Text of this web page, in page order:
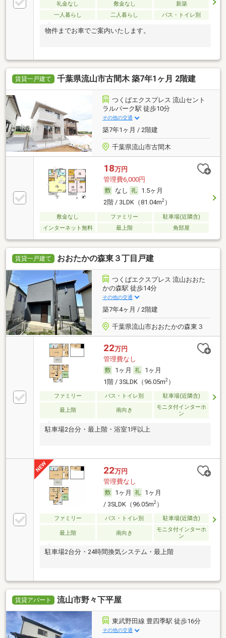
礼金なし 敷金なし
新築
一人暮らし
二人暮らし バス・トイレ別
物件までお車でご案内いたします。
賃貸一戸建て 千葉県流山市古間木 築7年1ヶ月 2階建
つくばエクスプレス 流山セント
ラルパーク駅 徒歩10分
その他の交通
築7年1ヶ月 / 2階建
千葉県流山市古間木
18万円
管理費6,000円
なし
1.5ヶ月
2階 / 3LDK（81.04m2）
敷金なし ファミリー
駐車場(近隣含)
インターネット無料
最上階 角部屋
賃貸一戸建て おおたかの森東３丁目戸建
つくばエクスプレス 流山おおた
かの森駅 徒歩14分
その他の交通
築7年4ヶ月 / 2階建
千葉県流山市おおたかの森東３
22万円
管理費なし
1ヶ月
1ヶ月
1階 / 3SLDK（96.05m2）
ファミリー バス・トイレ別 駐車場(近隣含)
最上階 南向き
モニタ付インターホ
ン
駐車場2台分・最上階・浴室1坪以上
22万円
管理費なし
1ヶ月
1ヶ月
/ 3SLDK（96.05m2）
ファミリー バス・トイレ別 駐車場(近隣含)
最上階 南向き
モニタ付インターホ
ン
駐車場2台分・24時間換気システム・最上階
賃貸アパート 流山市野々下平屋
東武野田線 豊四季駅 徒歩16分
その他の交通